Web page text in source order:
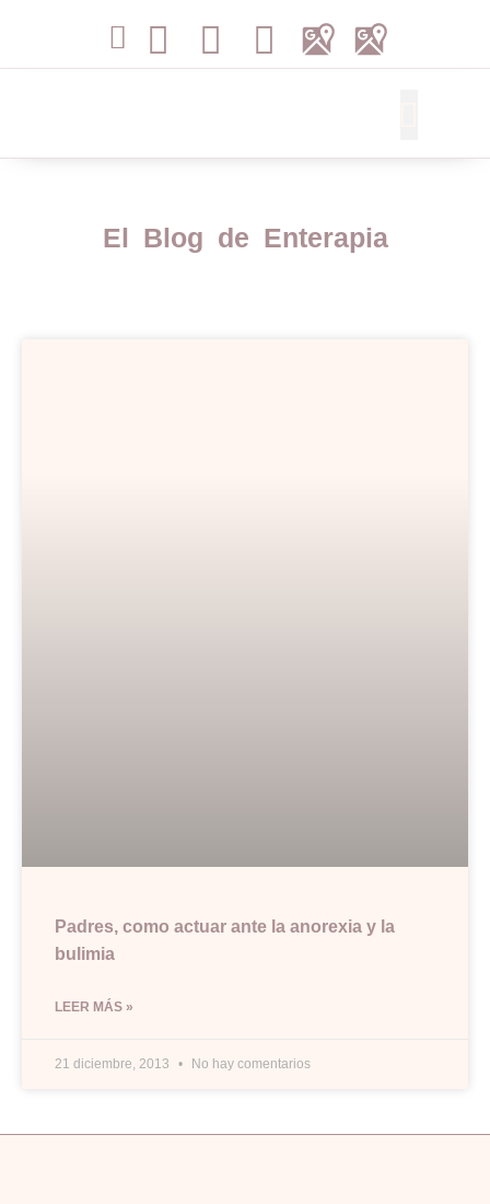
El Blog de Enterapia
Padres, como actuar ante la anorexia y la
bulimia
LEER MÁS »
21 diciembre, 2013 No hay comentarios